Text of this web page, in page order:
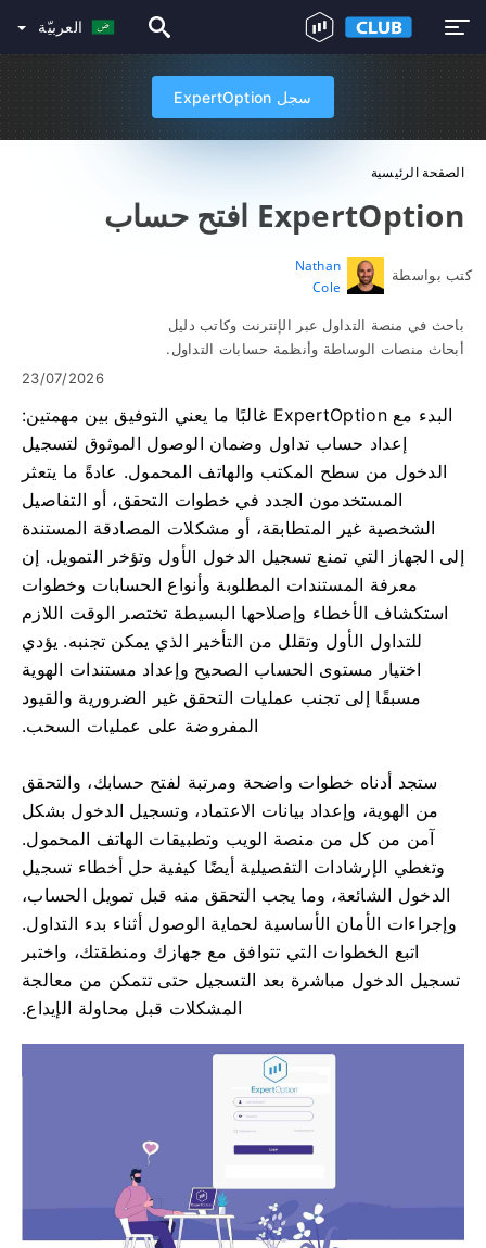
العربيّة
سجل ExpertOption
الصفحة الرئيسية
ExpertOption افتح حساب
كتب بواسطة
Nathan
Cole
باحث في منصة التداول عبر الإنترنت وكاتب دليل
أبحاث منصات الوساطة وأنظمة حسابات التداول.
23/07/2026
البدء مع ExpertOption غالبًا ما يعني التوفيق بين مهمتين:
إعداد حساب تداول وضمان الوصول الموثوق لتسجيل
الدخول من سطح المكتب والهاتف المحمول. عادةً ما يتعثر
المستخدمون الجدد في خطوات التحقق، أو التفاصيل
الشخصية غير المتطابقة، أو مشكلات المصادقة المستندة
إلى الجهاز التي تمنع تسجيل الدخول الأول وتؤخر التمويل. إن
معرفة المستندات المطلوبة وأنواع الحسابات وخطوات
استكشاف الأخطاء وإصلاحها البسيطة تختصر الوقت اللازم
للتداول الأول وتقلل من التأخير الذي يمكن تجنبه. يؤدي
اختيار مستوى الحساب الصحيح وإعداد مستندات الهوية
مسبقًا إلى تجنب عمليات التحقق غير الضرورية والقيود
المفروضة على عمليات السحب.
ستجد أدناه خطوات واضحة ومرتبة لفتح حسابك، والتحقق
من الهوية، وإعداد بيانات الاعتماد، وتسجيل الدخول بشكل
آمن من كل من منصة الويب وتطبيقات الهاتف المحمول.
وتغطي الإرشادات التفصيلية أيضًا كيفية حل أخطاء تسجيل
الدخول الشائعة، وما يجب التحقق منه قبل تمويل الحساب،
وإجراءات الأمان الأساسية لحماية الوصول أثناء بدء التداول.
اتبع الخطوات التي تتوافق مع جهازك ومنطقتك، واختبر
تسجيل الدخول مباشرة بعد التسجيل حتى تتمكن من معالجة
المشكلات قبل محاولة الإيداع.